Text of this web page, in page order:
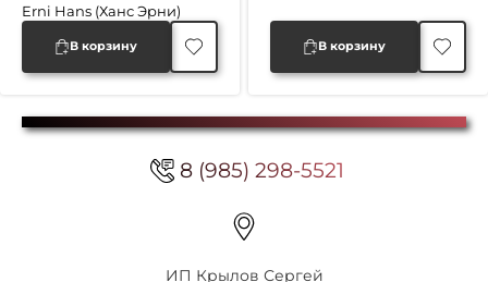
Erni Hans (Ханс Эрни)
В корзину В корзину
8 (985) 298-5521
ИП Крылов Сергей